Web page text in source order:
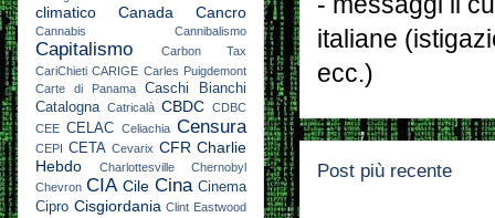
italiane
ecc.)
Post più recente
climatico
Canada Cancro
Cannabis Cannibalismo
Capitalismo
Carbon Tax
CariChieti CARIGE Carles Puigdemont
Carte di Panama
Caschi Bianchi
Catalogna Catricalà CBDC CDBC
CEE CELAC Celiachia Censura
CEPI CETA Cevarix CFR Charlie
Hebdo
Charlottesville
Chernobyl
Chevron CIA Cile Cina Cinema
Cipro Cisgiordania Clint Eastwood